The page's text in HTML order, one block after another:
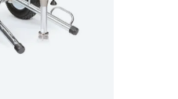
teszi, amelyeket
kapni lehet. A
tartós,
hosszú évekig